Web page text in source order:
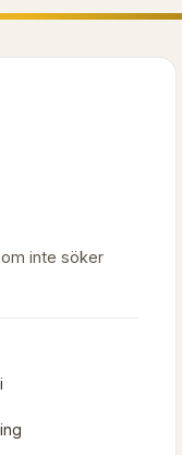
inte söker